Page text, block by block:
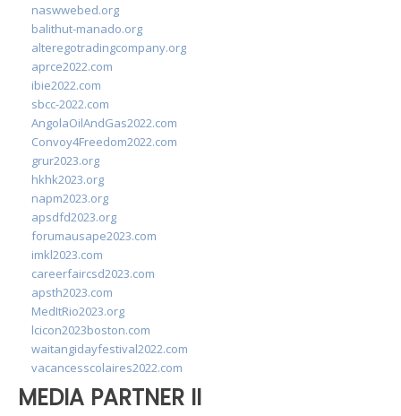
naswwebed.org
balithut-manado.org
alteregotradingcompany.org
aprce2022.com
ibie2022.com
sbcc-2022.com
AngolaOilAndGas2022.com
Convoy4Freedom2022.com
grur2023.org
hkhk2023.org
napm2023.org
apsdfd2023.org
forumausape2023.com
imkl2023.com
careerfaircsd2023.com
apsth2023.com
MedItRio2023.org
lcicon2023boston.com
waitangidayfestival2022.com
vacancesscolaires2022.com
MEDIA PARTNER II